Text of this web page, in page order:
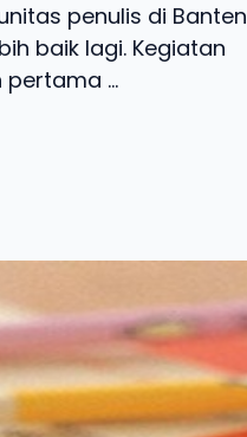
penulis di Banten
baik lagi. Kegiatan
pertama ...